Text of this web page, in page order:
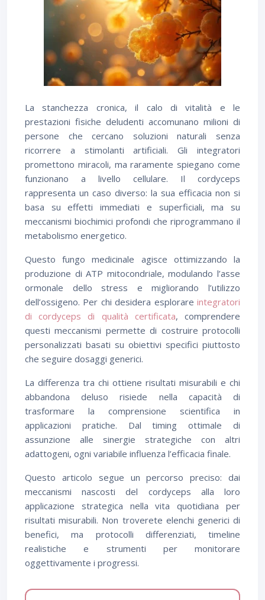
La stanchezza cronica, il calo di vitalità e le
prestazioni fisiche deludenti accomunano milioni di
persone che cercano soluzioni naturali senza
ricorrere a stimolanti artificiali. Gli integratori
promettono miracoli, ma raramente spiegano come
funzionano a livello cellulare. Il cordyceps
rappresenta un caso diverso: la sua efficacia non si
basa su effetti immediati e superficiali, ma su
meccanismi biochimici profondi che riprogrammano il
metabolismo energetico.
Questo fungo medicinale agisce ottimizzando la
produzione di ATP mitocondriale, modulando l’asse
ormonale dello stress e migliorando l’utilizzo
dell’ossigeno. Per chi desidera esplorare integratori
di cordyceps di qualità certificata, comprendere
questi meccanismi permette di costruire protocolli
personalizzati basati su obiettivi specifici piuttosto
che seguire dosaggi generici.
La differenza tra chi ottiene risultati misurabili e chi
abbandona deluso risiede nella capacità di
trasformare la comprensione scientifica in
applicazioni pratiche. Dal timing ottimale di
assunzione alle sinergie strategiche con altri
adattogeni, ogni variabile influenza l’efficacia finale.
Questo articolo segue un percorso preciso: dai
meccanismi nascosti del cordyceps alla loro
applicazione strategica nella vita quotidiana per
risultati misurabili. Non troverete elenchi generici di
benefici, ma protocolli differenziati, timeline
realistiche e strumenti per monitorare
oggettivamente i progressi.